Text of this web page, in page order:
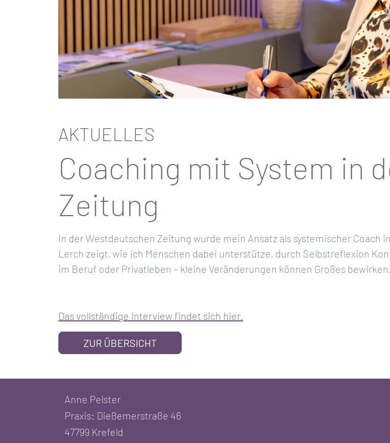
AKTUELLES
Coaching mit System in
Zeitung
In der Westdeutschen Zeitung wurde mein Ansatz als systemischer
Lerch zeigt, wie ich Menschen dabei unterstütze, durch Selbstreflexion
im Beruf oder Privatleben – kleine Veränderungen können Großes
Das vollständige Interview findet sich hier.
ZUR ÜBERSICHT
Anne Pelster
Praxis: Dießemerstraße 46
47799 Krefeld